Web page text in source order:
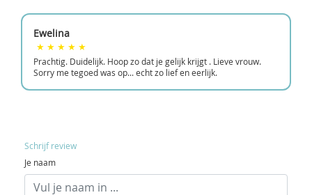
Ewelina
Prachtig. Duidelijk. Hoop zo dat je gelijk krijgt . Lieve vrouw.
Sorry me tegoed was op... echt zo lief en eerlijk.
Schrijf review
Je naam